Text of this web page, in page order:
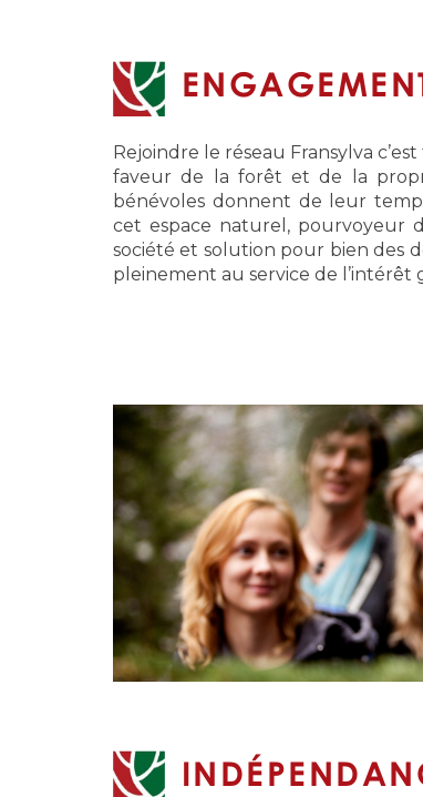
Rejoindre le réseau Fransylva
faveur de la forêt et de la
bénévoles donnent de leur
cet espace naturel, pourvoyeur
société et solution pour bien des
pleinement au service de l’intérêt